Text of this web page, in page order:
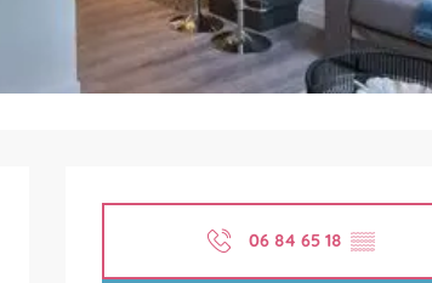
Horarios y datos
06 84 65 18 ▒▒